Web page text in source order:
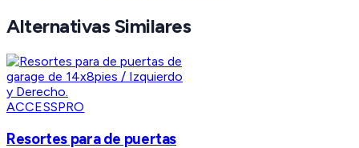
Alternativas Similares
ACCESSPRO
Resortes para de puertas